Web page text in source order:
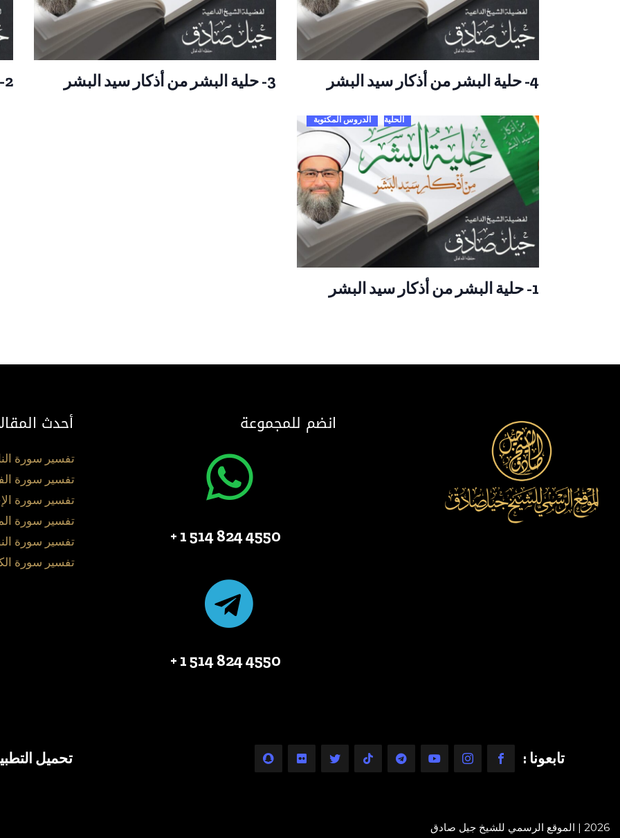
4- حلية البشر من أذكار سيد البشر 3- حلية البشر من أذكار سيد البشر 2- حلية البشر من أذكار سيد البشر
الحلية الدروس المكتوبة
1- حلية البشر من أذكار سيد البشر
انضم للمجموعة
4550 824 514 1 +
4550 824 514 1 +
أحدث
تفسير سورة
تفسير سورة
تفسير سورة
تفسير سورة
تفسير سورة
تفسير سورة
تابعونا : تحميل
2026 | الموقع الرسمي للشيخ جيل صادق